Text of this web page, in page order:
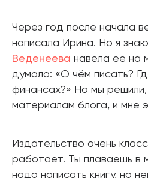
Через год после начала
написала Ирина. Но я
Веденеева навела ее на
думала: «О чём писать?
финансах?» Но мы
материалам блога, и мне
Издательство очень
работает. Ты плаваешь в
надо написать книгу, но